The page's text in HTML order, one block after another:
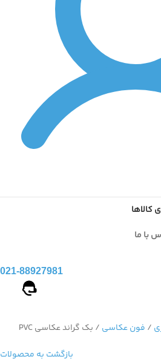
کالاها
با ما
021-88927981
/ فون عکاسی /
بک گراند عکاسی PVC
بازگشت به محصولات